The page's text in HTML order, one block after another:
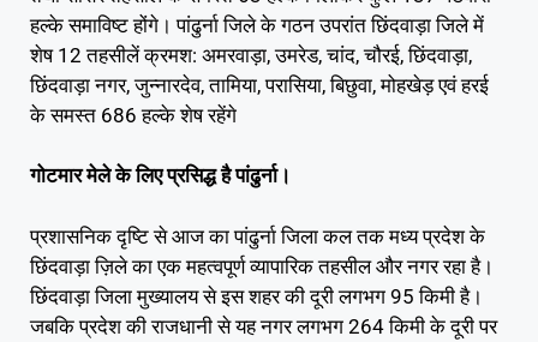
हल्के समाविष्ट होंगे। पांढुर्ना जिले के गठन उपरांत छिंदवाड़ा जिले में
शेष 12 तहसीलें क्रमश: अमरवाड़ा, उमरेड, चांद, चौरई, छिंदवाड़ा,
छिंदवाड़ा नगर, जुन्नारदेव, तामिया, परासिया, बिछुवा, मोहखेड़ एवं हरई
के समस्त 686 हल्के शेष रहेंगे
गोटमार मेले के लिए प्रसिद्ध है पांढुर्ना।
प्रशासनिक दृष्टि से आज का पांढुर्ना जिला कल तक मध्य प्रदेश के
छिंदवाड़ा ज़िले का एक महत्वपूर्ण व्यापारिक तहसील और नगर रहा है।
छिंदवाड़ा जिला मुख्यालय से इस शहर की दूरी लगभग 95 किमी है।
जबकि प्रदेश की राजधानी से यह नगर लगभग 264 किमी के दूरी पर